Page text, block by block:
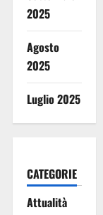
2025
Agosto
2025
Luglio 2025
CATEGORIE
Attualità